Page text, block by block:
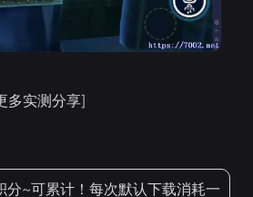
实测分享]
分~可累计！每次默认下载消耗一